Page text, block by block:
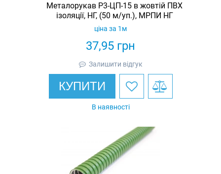
Металорукав Р3-ЦП-15 в жовтій ПВХ
ізоляції, НГ, (50 м/уп.), МРПИ НГ
37,95 грн
ціна за 1м
Залишити відгук
КУПИТИ
В наявності